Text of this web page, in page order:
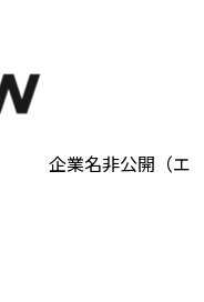
企業名非公開（エ